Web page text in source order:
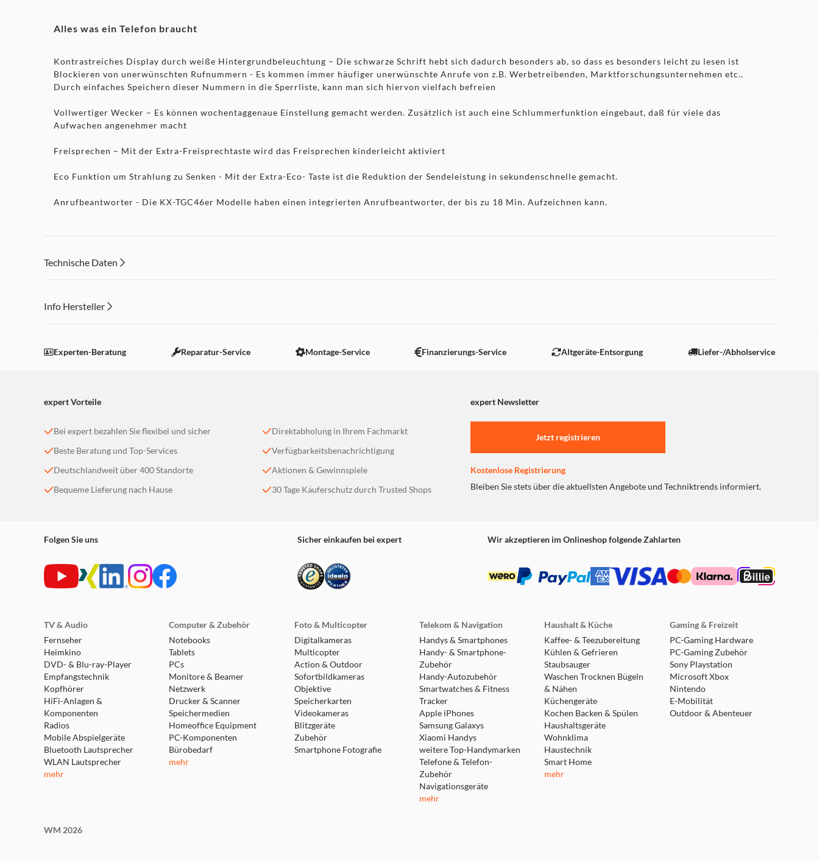
Alles was ein Telefon braucht
Kontrastreiches Display durch weiße Hintergrundbeleuchtung – Die schwarze Schrift hebt sich dadurch besonders ab, so dass es besonders leicht zu lesen ist
Blockieren von unerwünschten Rufnummern - Es kommen immer häufiger unerwünschte Anrufe von z.B. Werbetreibenden, Marktforschungsunternehmen etc..
Durch einfaches Speichern dieser Nummern in die Sperrliste, kann man sich hiervon vielfach befreien
Vollwertiger Wecker – Es können wochentaggenaue Einstellung gemacht werden. Zusätzlich ist auch eine Schlummerfunktion eingebaut, daß für viele das
Aufwachen angenehmer macht
Freisprechen – Mit der Extra-Freisprechtaste wird das Freisprechen kinderleicht aktiviert
Eco Funktion um Strahlung zu Senken - Mit der Extra-Eco- Taste ist die Reduktion der Sendeleistung in sekundenschnelle gemacht.
Anrufbeantworter - Die KX-TGC46er Modelle haben einen integrierten Anrufbeantworter, der bis zu 18 Min. Aufzeichnen kann.
Technische Daten
Info Hersteller
Einstellungen anpassen
Experten-Beratung Reparatur-Service Montage-Service Finanzierungs-Service Altgeräte-Entsorgung Liefer-/Abholservice
expert Vorteile expert Newsletter
Bei expert bezahlen Sie flexibel und sicher
Beste Beratung und Top-Services
Deutschlandweit über 400 Standorte
Bequeme Lieferung nach Hause
Direktabholung in Ihrem Fachmarkt
Verfügbarkeitsbenachrichtigung
Aktionen & Gewinnspiele
30 Tage Käuferschutz durch Trusted Shops
Jetzt registrieren
Kostenlose Registrierung
Bleiben Sie stets über die aktuellsten Angebote und Techniktrends informiert.
Folgen Sie uns Sicher einkaufen bei expert Wir akzeptieren im Onlineshop folgende Zahlarten
TV & Audio
Fernseher
Heimkino
DVD- & Blu-ray-Player
Empfangstechnik
Kopfhörer
HiFi-Anlagen &
Komponenten
Radios
Mobile Abspielgeräte
Bluetooth Lautsprecher
WLAN Lautsprecher
mehr
Computer & Zubehör
Notebooks
Tablets
PCs
Monitore & Beamer
Netzwerk
Drucker & Scanner
Speichermedien
Homeoffice Equipment
PC-Komponenten
Bürobedarf
mehr
Foto & Multicopter
Digitalkameras
Multicopter
Action & Outdoor
Sofortbildkameras
Objektive
Speicherkarten
Videokameras
Blitzgeräte
Zubehör
Smartphone Fotografie
Telekom & Navigation
Handys & Smartphones
Handy- & Smartphone-
Zubehör
Handy-Autozubehör
Smartwatches & Fitness
Tracker
Apple iPhones
Samsung Galaxys
Xiaomi Handys
weitere Top-Handymarken
Telefone & Telefon-
Zubehör
Navigationsgeräte
mehr
Haushalt & Küche
Kaffee- & Teezubereitung
Kühlen & Gefrieren
Staubsauger
Waschen Trocknen Bügeln
& Nähen
Küchengeräte
Kochen Backen & Spülen
Haushaltsgeräte
Wohnklima
Haustechnik
Smart Home
mehr
Gaming & Freizeit
PC-Gaming Hardware
PC-Gaming Zubehör
Sony Playstation
Microsoft Xbox
Nintendo
E-Mobilität
Outdoor & Abenteuer
WM 2026